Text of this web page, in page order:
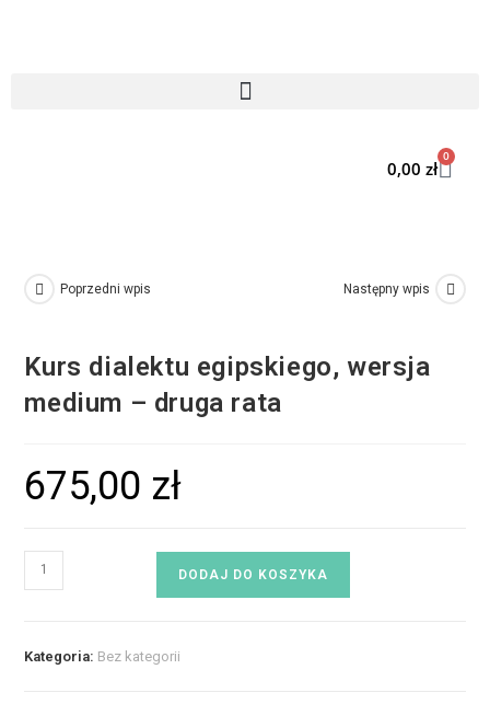
0,00 zł
0
Poprzedni wpis Następny wpis
Kurs dialektu egipskiego, wersja
medium – druga rata
675,00 zł
DODAJ DO KOSZYKA
Kategoria: Bez kategorii